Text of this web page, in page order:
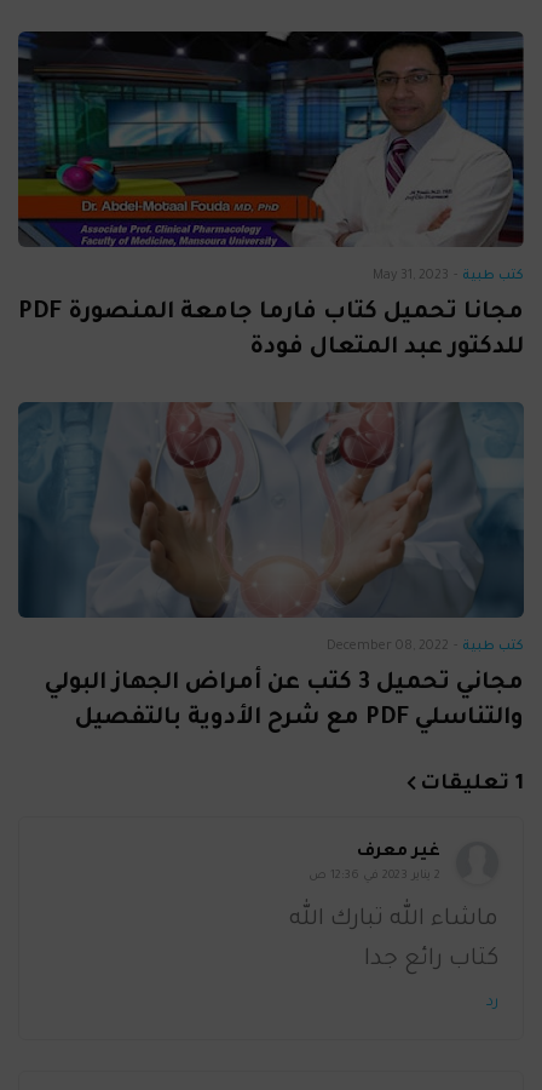
كتب طبية -
May 31, 2023
مجانا تحميل كتاب فارما جامعة المنصورة PDF
للدكتور عبد المتعال فودة
كتب طبية -
December 08, 2022
مجاني تحميل 3 كتب عن أمراض الجهاز البولي
والتناسلي PDF مع شرح الأدوية بالتفصيل
1 تعليقات
غير معرف
2 يناير 2023 في 12:36 ص
ماشاء الله تبارك الله
كتاب رائع جدا
رد